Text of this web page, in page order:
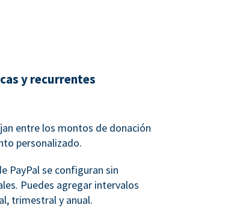
y recurrentes
entre los montos de donación
personalizado.
PayPal se configuran sin
Puedes agregar intervalos
trimestral y anual.